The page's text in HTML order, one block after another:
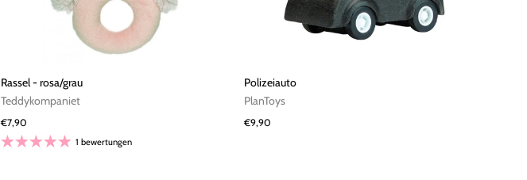
Rassel - rosa/grau
Teddykompaniet
€7,90
1 bewertungen
Polizeiauto
PlanToys
€9,90